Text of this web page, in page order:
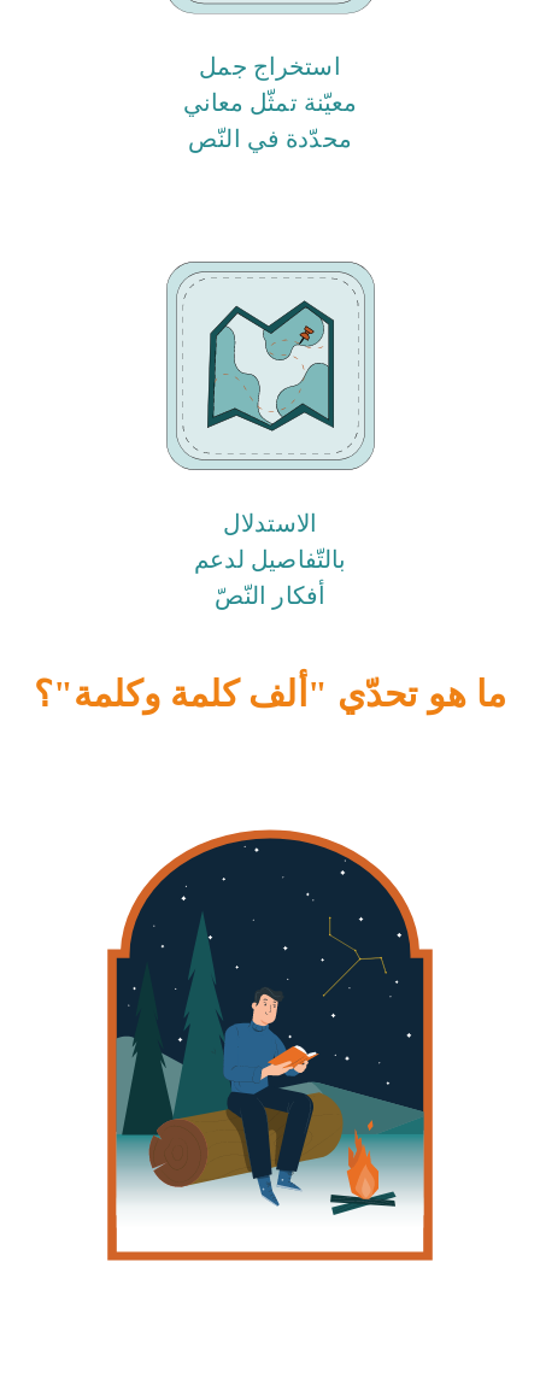
استخراج جمل
معيّنة تمثّل معاني
محدّدة في النّص
الاستدلال
بالتّفاصيل لدعم
أفكار النّصّ
ما هو تحدّي "ألف كلمة وكلمة"؟